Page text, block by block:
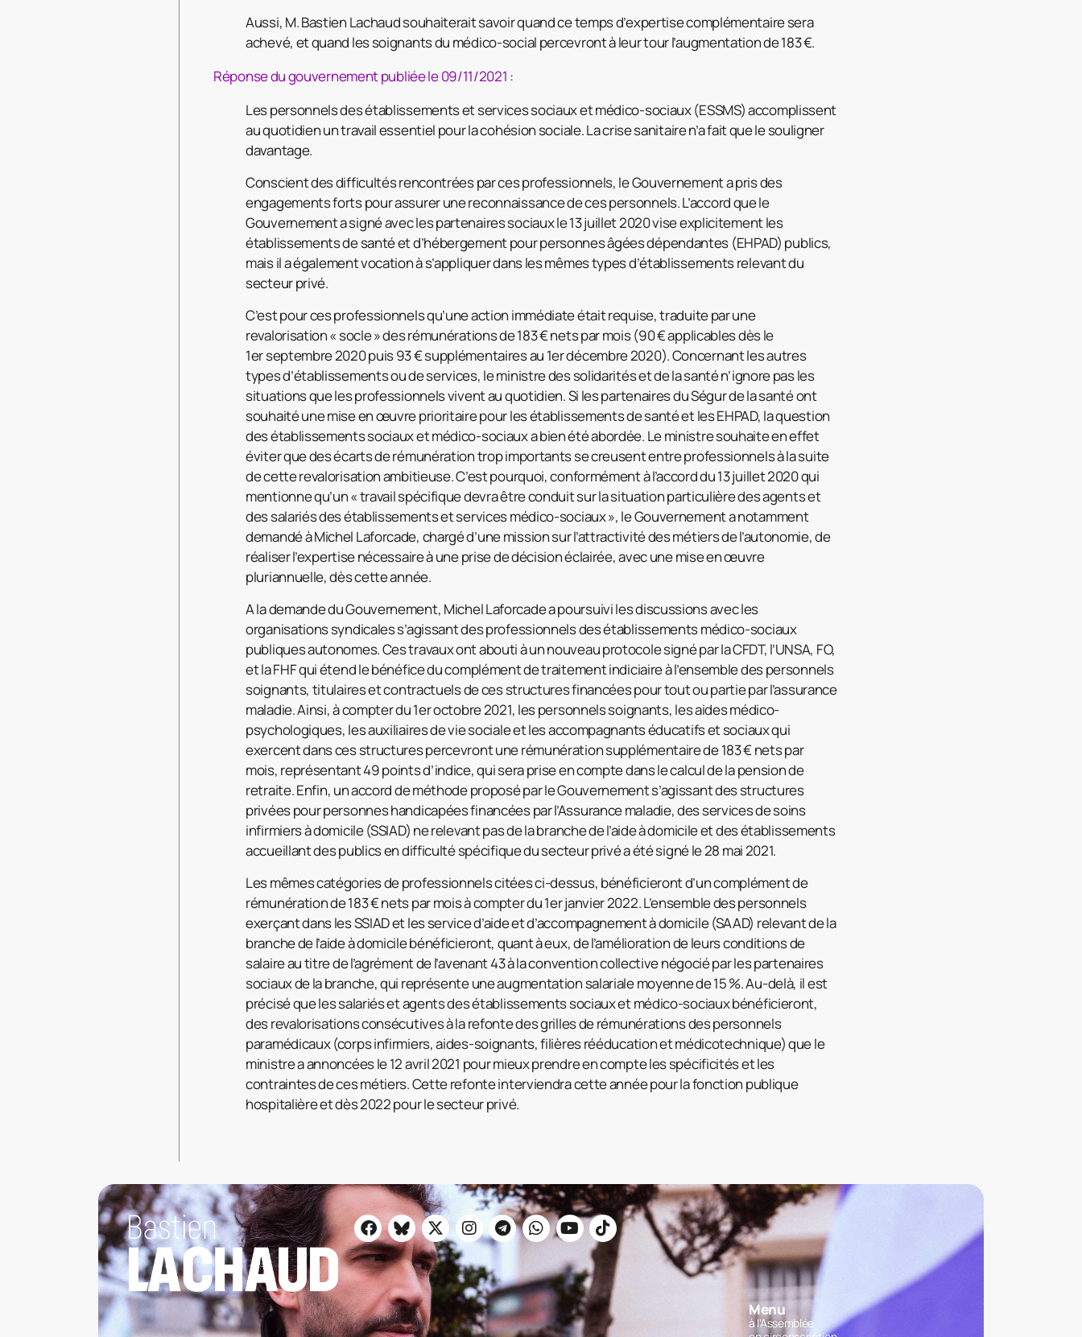
Aussi, M. Bastien Lachaud souhaiterait savoir quand ce temps d’expertise complémentaire sera
achevé, et quand les soignants du médico-social percevront à leur tour l’augmentation de 183 €.
Réponse du gouvernement publiée le 09/11/2021 :
Les personnels des établissements et services sociaux et médico-sociaux (ESSMS) accomplissent
au quotidien un travail essentiel pour la cohésion sociale. La crise sanitaire n’a fait que le souligner
davantage.
Conscient des difficultés rencontrées par ces professionnels, le Gouvernement a pris des
engagements forts pour assurer une reconnaissance de ces personnels. L’accord que le
Gouvernement a signé avec les partenaires sociaux le 13 juillet 2020 vise explicitement les
établissements de santé et d’hébergement pour personnes âgées dépendantes (EHPAD) publics,
mais il a également vocation à s’appliquer dans les mêmes types d’établissements relevant du
secteur privé.
C’est pour ces professionnels qu’une action immédiate était requise, traduite par une
revalorisation « socle » des rémunérations de 183 € nets par mois (90 € applicables dès le
1er septembre 2020 puis 93 € supplémentaires au 1er décembre 2020). Concernant les autres
types d’établissements ou de services, le ministre des solidarités et de la santé n’ignore pas les
situations que les professionnels vivent au quotidien. Si les partenaires du Ségur de la santé ont
souhaité une mise en œuvre prioritaire pour les établissements de santé et les EHPAD, la question
des établissements sociaux et médico-sociaux a bien été abordée. Le ministre souhaite en effet
éviter que des écarts de rémunération trop importants se creusent entre professionnels à la suite
de cette revalorisation ambitieuse. C’est pourquoi, conformément à l’accord du 13 juillet 2020 qui
mentionne qu’un « travail spécifique devra être conduit sur la situation particulière des agents et
des salariés des établissements et services médico-sociaux », le Gouvernement a notamment
demandé à Michel Laforcade, chargé d’une mission sur l’attractivité des métiers de l’autonomie, de
réaliser l’expertise nécessaire à une prise de décision éclairée, avec une mise en œuvre
pluriannuelle, dès cette année.
A la demande du Gouvernement, Michel Laforcade a poursuivi les discussions avec les
organisations syndicales s’agissant des professionnels des établissements médico-sociaux
publiques autonomes. Ces travaux ont abouti à un nouveau protocole signé par la CFDT, l’UNSA, FO,
et la FHF qui étend le bénéfice du complément de traitement indiciaire à l’ensemble des personnels
soignants, titulaires et contractuels de ces structures financées pour tout ou partie par l’assurance
maladie. Ainsi, à compter du 1er octobre 2021, les personnels soignants, les aides médico-
psychologiques, les auxiliaires de vie sociale et les accompagnants éducatifs et sociaux qui
exercent dans ces structures percevront une rémunération supplémentaire de 183 € nets par
mois, représentant 49 points d’indice, qui sera prise en compte dans le calcul de la pension de
retraite. Enfin, un accord de méthode proposé par le Gouvernement s’agissant des structures
privées pour personnes handicapées financées par l’Assurance maladie, des services de soins
infirmiers à domicile (SSIAD) ne relevant pas de la branche de l’aide à domicile et des établissements
accueillant des publics en difficulté spécifique du secteur privé a été signé le 28 mai 2021.
Les mêmes catégories de professionnels citées ci-dessus, bénéficieront d’un complément de
rémunération de 183 € nets par mois à compter du 1er janvier 2022. L’ensemble des personnels
exerçant dans les SSIAD et les service d’aide et d’accompagnement à domicile (SAAD) relevant de la
branche de l’aide à domicile bénéficieront, quant à eux, de l’amélioration de leurs conditions de
salaire au titre de l’agrément de l’avenant 43 à la convention collective négocié par les partenaires
sociaux de la branche, qui représente une augmentation salariale moyenne de 15 %. Au-delà, il est
précisé que les salariés et agents des établissements sociaux et médico-sociaux bénéficieront,
des revalorisations consécutives à la refonte des grilles de rémunérations des personnels
paramédicaux (corps infirmiers, aides-soignants, filières rééducation et médicotechnique) que le
ministre a annoncées le 12 avril 2021 pour mieux prendre en compte les spécificités et les
contraintes de ces métiers. Cette refonte interviendra cette année pour la fonction publique
hospitalière et dès 2022 pour le secteur privé.
Menu
à l'Assemblée